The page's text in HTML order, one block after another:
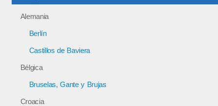
Alemania
Berlín
Castillos de Baviera
Bélgica
Bruselas, Gante y Brujas
Croacia